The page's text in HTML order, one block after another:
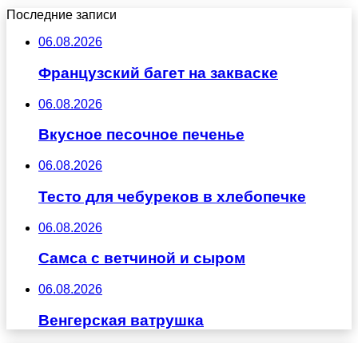
Последние записи
06.08.2026
Французский багет на закваске
06.08.2026
Вкусное песочное печенье
06.08.2026
Тесто для чебуреков в хлебопечке
06.08.2026
Самса с ветчиной и сыром
06.08.2026
Венгерская ватрушка